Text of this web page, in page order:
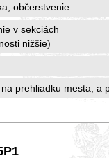
občerstvenie
v sekciách
nižšie)
prehliadku mesta, a